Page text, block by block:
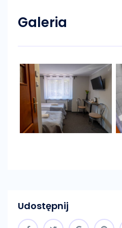
Galeria
Udostępnij